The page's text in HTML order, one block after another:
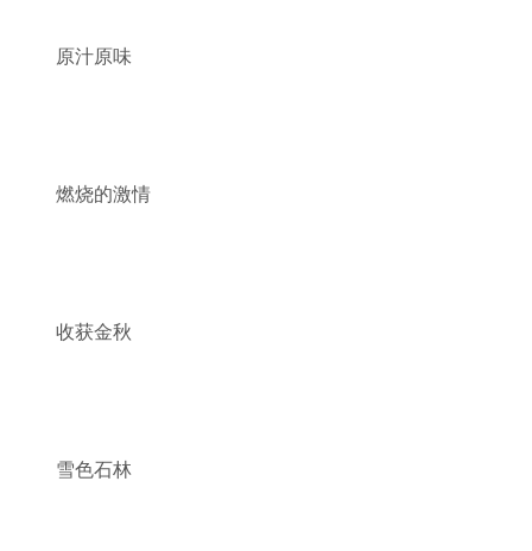
原汁原味
燃烧的激情
收获金秋
雪色石林